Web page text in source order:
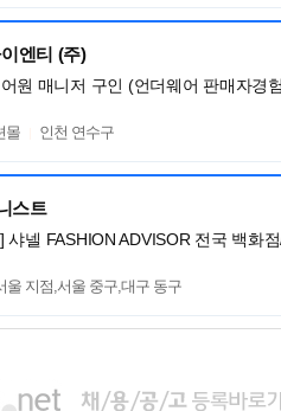
엔티 (주)
원 매니저 구인 (언더웨어 판매자경
몰 인천 연수구
스트
샤넬 FASHION ADVISOR 전국 백화
울 지점,서울 중구,대구 동구